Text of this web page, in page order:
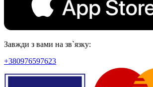
Завжди з вами на зв`язку:
+380976597623